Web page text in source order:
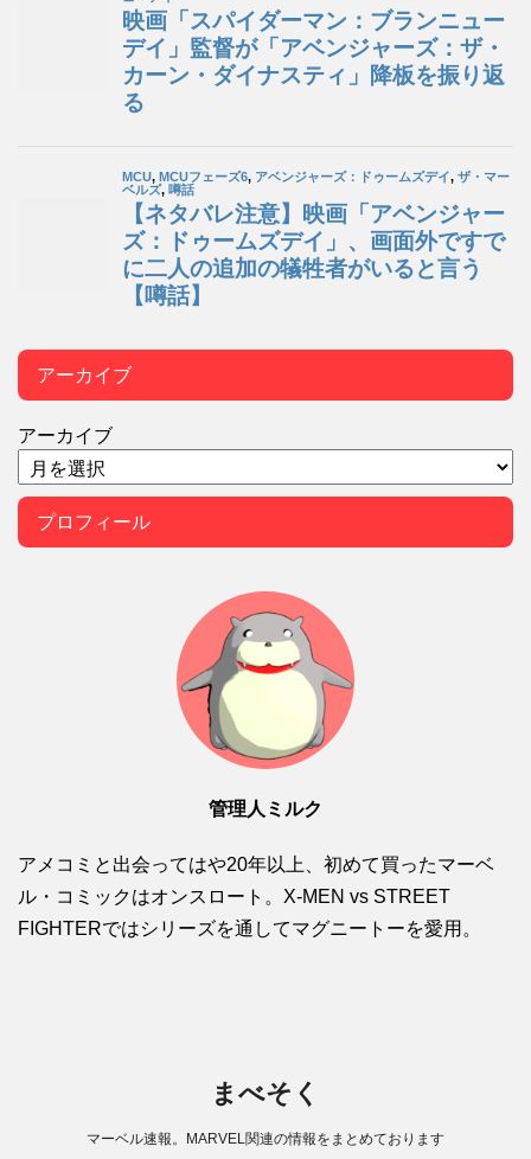
アーカイブ
アーカイブ
プロフィール
管理人ミルク
アメコミと出会ってはや20年以上、初めて買ったマーベ
ル・コミックはオンスロート。X-MEN vs STREET
FIGHTERではシリーズを通してマグニートーを愛用。
まべそく
マーベル速報。MARVEL関連の情報をまとめております